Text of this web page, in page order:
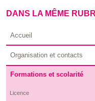
DANS LA MÊME
Accueil
Organisation et contacts
Formations et scolarité
Licence